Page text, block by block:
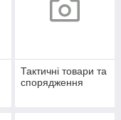
Тактичні товари та
спорядження